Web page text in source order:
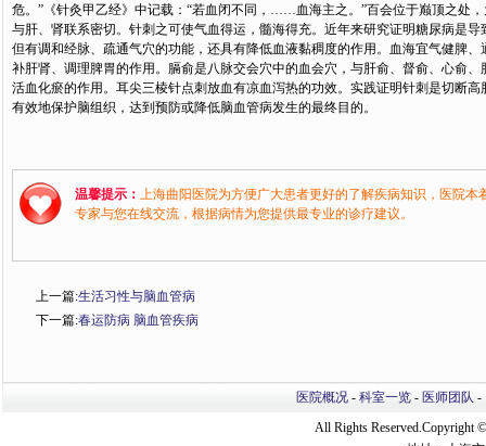
危。”《针灸甲乙经》中记载：“若血闭不同，……血海主之。”百会位于巅顶之处
与肝、肾联系密切。针刺之可使气血得运，髓海得充。近年来研究证明糖尿病是
但有调和经脉、疏通气穴的功能，还具有降低血液黏稠度的作用。血海宜气健脾
补肝肾、调理脾胃的作用。膈俞是八脉交会穴中的血会穴，与肝俞、督俞、心俞
活血化瘀的作用。耳尖三棱针点刺放血有凉血泻热的功效。实践证明针刺是切断
有效地保护脑组织，达到预防或降低脑血管病发生的最终目的。
温馨提示： 上海曲阳医院为方便广大患者更好的了解疾病知识，医院
专家与您在线交流，根据病情为您提供最专业的诊疗建议。
上一篇:生活习性与脑血管病
下一篇:春运防病 脑血管疾病
医院概况- 科室一览- 医师团队 -
All Rights